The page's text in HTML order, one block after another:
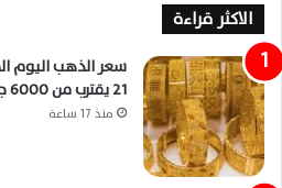
الاكثر قراءة
21 يقترب من 6000 جنيه
منذ 17 ساعة